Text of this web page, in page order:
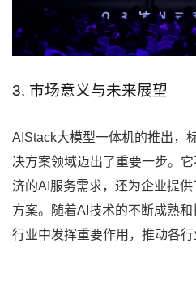
3. 市场意义与未来展望
AIStack大模型一体机的推出，
决方案领域迈出了重要一步。
济的AI服务需求，还为企业提
方案。随着AI技术的不断成熟
行业中发挥重要作用，推动各行